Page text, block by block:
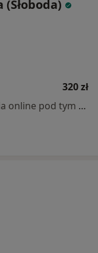
320 zł
Specjalista nie oferuje umawiania online pod tym adresem.